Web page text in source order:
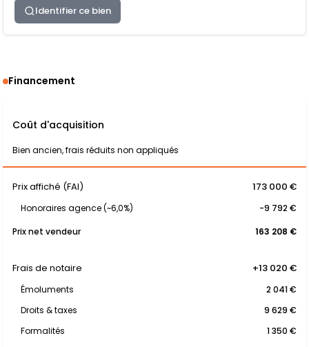
Identifier ce bien
Financement
Coût d'acquisition
Bien ancien, frais réduits non appliqués
Prix affiché (FAI) 173 000 €
Honoraires agence (~6,0%)
-9 792 €
Prix net vendeur
163 208 €
Frais de notaire +13 020 €
Émoluments
2 041 €
Droits & taxes
9 629 €
Formalités
1 350 €